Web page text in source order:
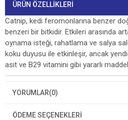
ÜRÜN ÖZELLIKLERI
Catnip, kedi feromonlarına benzer
benzeri bir bitkidir. Etkileri arasında
oynama isteği, rahatlama ve salya
koku duyusu ile etkinleşir, ancak
asit ve B29 vitamini gibi yararlı
YORUMLAR(0)
ÖDEME SEÇENEKLERI